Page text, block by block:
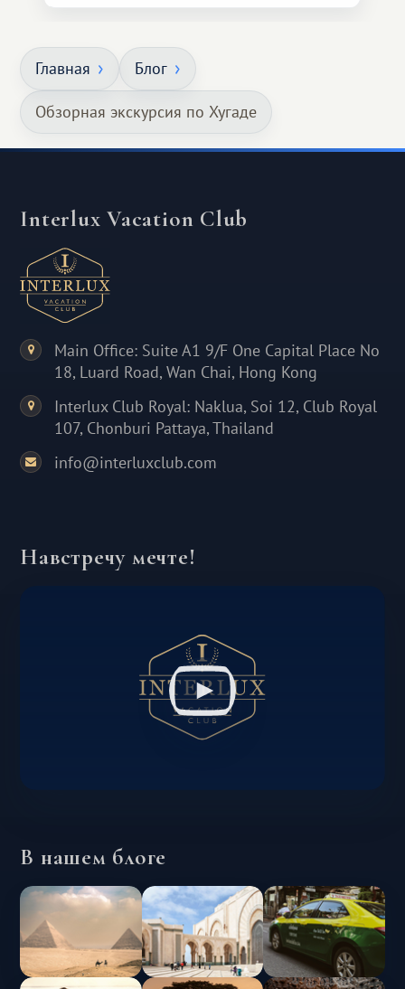
Главная Блог
Обзорная экскурсия по Хугаде
Interlux Vacation Club
Main Office: Suite A1 9/F One Capital Place No
18, Luard Road, Wan Chai, Hong Kong
Interlux Club Royal: Naklua, Soi 12, Club Royal
107, Chonburi Pattaya, Thailand
info@interluxclub.com
Навстречу мечте!
В нашем блоге